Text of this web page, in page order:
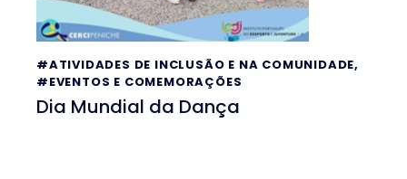
#ATIVIDADES DE INCLUSÃO E NA COMUNIDADE,
#EVENTOS E COMEMORAÇÕES
Dia Mundial da Dança